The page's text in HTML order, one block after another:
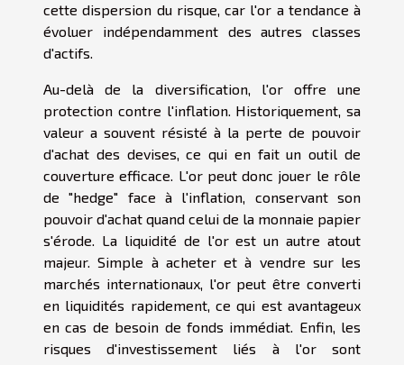
cette dispersion du risque, car l'or a tendance à
évoluer indépendamment des autres classes
d'actifs.
Au-delà de la diversification, l'or offre une
protection contre l'inflation. Historiquement, sa
valeur a souvent résisté à la perte de pouvoir
d'achat des devises, ce qui en fait un outil de
couverture efficace. L'or peut donc jouer le rôle
de "hedge" face à l'inflation, conservant son
pouvoir d'achat quand celui de la monnaie papier
s'érode. La liquidité de l'or est un autre atout
majeur. Simple à acheter et à vendre sur les
marchés internationaux, l'or peut être converti
en liquidités rapidement, ce qui est avantageux
en cas de besoin de fonds immédiat. Enfin, les
risques d'investissement liés à l'or sont